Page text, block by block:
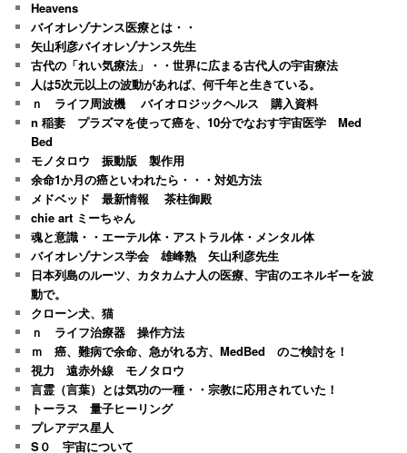
Heavens
バイオレゾナンス医療とは・・
矢山利彦バイオレゾナンス先生
古代の「れい気療法」・・世界に広まる古代人の宇宙療法
人は5次元以上の波動があれば、何千年と生きている。
ｎ ライフ周波機 バイオロジックヘルス 購入資料
n 稲妻 プラズマを使って癌を、10分でなおす宇宙医学 Med
Bed
モノタロウ 振動版 製作用
余命1か月の癌といわれたら・・・対処方法
メドベッド 最新情報 茶柱御殿
chie art ミーちゃん
魂と意識・・エーテル体・アストラル体・メンタル体
バイオレゾナンス学会 雄峰熟 矢山利彦先生
日本列島のルーツ、カタカムナ人の医療、宇宙のエネルギーを波
動で。
クローン犬、猫
ｎ ライフ治療器 操作方法
ｍ 癌、難病で余命、急がれる方、MedBed のご検討を！
視力 遠赤外線 モノタロウ
言霊（言葉）とは気功の一種・・宗教に応用されていた！
トーラス 量子ヒーリング
プレアデス星人
S０ 宇宙について